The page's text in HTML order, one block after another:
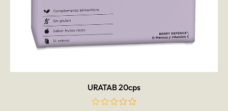
AÑADIR AL CARRITO
URATAB 20cps